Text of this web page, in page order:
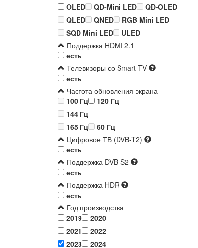
OLED
QD-Mini LED
QD-OLED
QLED
QNED
RGB Mini LED
SQD Mini LED
ULED
Поддержка HDMI 2.1
есть
Телевизоры со Smart TV
есть
Частота обновления экрана
100 Гц
120 Гц
144 Гц
165 Гц
60 Гц
Цифровое ТВ (DVB-T2)
есть
Поддержка DVB-S2
есть
Поддержка HDR
есть
Год производства
2019
2020
2021
2022
2023
2024